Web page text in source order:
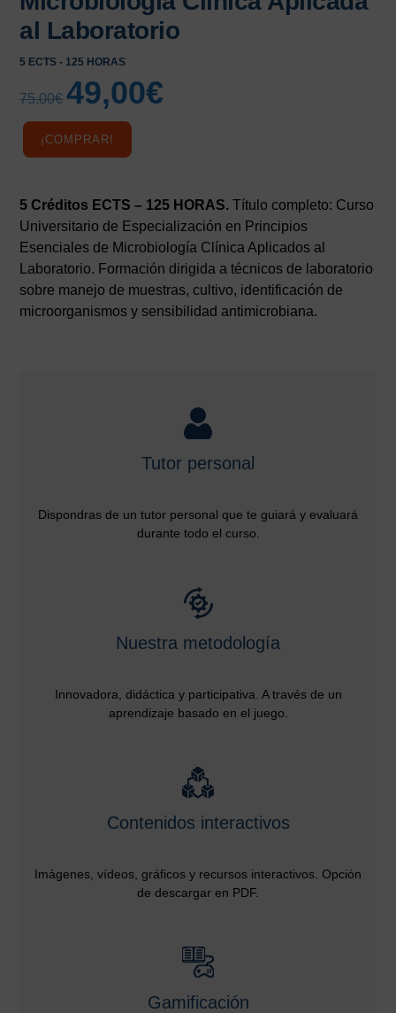
al Laboratorio
5 ECTS - 125 HORAS
75,00€
El
precio
49,00€
¡COMPRAR!
5 Créditos ECTS – 125 HORAS. Título completo: Curso
Universitario de Especialización en Principios
Esenciales de Microbiología Clínica Aplicados al
Laboratorio. Formación dirigida a técnicos de laboratorio
sobre manejo de muestras, cultivo, identificación de
microorganismos y sensibilidad antimicrobiana.
Tutor personal
Dispondras de un tutor personal que te guiará y evaluará
durante todo el curso.
Nuestra metodología
Innovadora, didáctica y participativa. A través de un
aprendizaje basado en el juego.
Contenidos interactivos
Imágenes, vídeos, gráficos y recursos interactivos. Opción
de descargar en PDF.
Gamificación